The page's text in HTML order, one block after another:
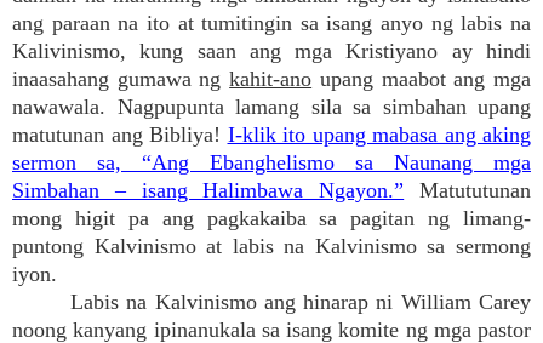
ang paraan na ito at tumitingin sa isang anyo ng labis na
Kalivinismo, kung saan ang mga Kristiyano ay hindi
inaasahang gumawa ngkahit-ano upang maabot ang mga
nawawala. Nagpupunta lamang sila sa simbahan upang
matutunan ang Bibliya! I-klik ito upang mabasa ang aking
sermon sa, “Ang Ebanghelismo sa Naunang mga
Simbahan – isang Halimbawa Ngayon.” Matututunan
mong higit pa ang pagkakaiba sa pagitan ng limang-
puntong Kalvinismo at labis na Kalvinismo sa sermong
iyon.
Labis na Kalvinismo ang hinarap ni William Carey
noong kanyang ipinanukala sa isang komite ng mga pastor